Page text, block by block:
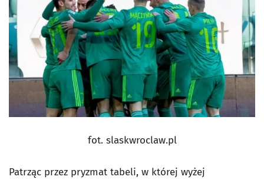
fot. slaskwroclaw.pl
Patrząc przez pryzmat tabeli, w której wyżej